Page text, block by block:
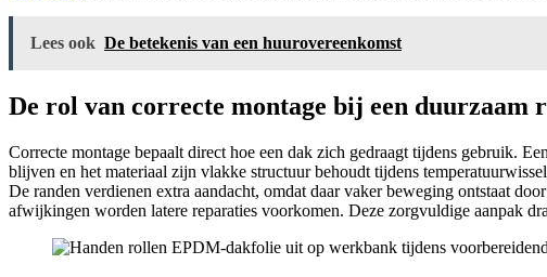
Lees ook De betekenis van een huurovereenkomst
De rol van correcte montage bij een duurzaam
Correcte montage bepaalt direct hoe een dak zich gedraagt tijdens gebruik.
blijven en het materiaal zijn vlakke structuur behoudt tijdens
De randen verdienen extra aandacht, omdat daar vaker beweging ontstaat
afwijkingen worden latere reparaties voorkomen. Deze zorgvuldige aanpak